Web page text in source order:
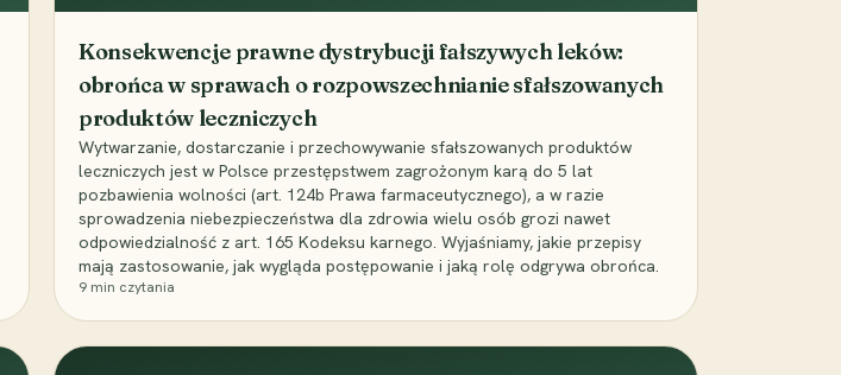
Konsekwencje prawne dystrybucji fałszywych leków:
obrońca w sprawach o rozpowszechnianie sfałszowanych
produktów leczniczych
Wytwarzanie, dostarczanie i przechowywanie sfałszowanych produktów
leczniczych jest w Polsce przestępstwem zagrożonym karą do 5 lat
pozbawienia wolności (art. 124b Prawa farmaceutycznego), a w razie
sprowadzenia niebezpieczeństwa dla zdrowia wielu osób grozi nawet
odpowiedzialność z art. 165 Kodeksu karnego. Wyjaśniamy, jakie przepisy
mają zastosowanie, jak wygląda postępowanie i jaką rolę odgrywa obrońca.
9 min czytania